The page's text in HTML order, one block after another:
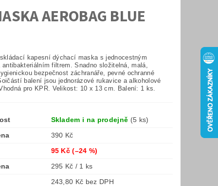
AEROBAG BLUE
kapesní dýchací maska s jednocestným
antibakteriálním filtrem. Snadno složitelná, malá,
bezpečnost záchranáře, pevné ochranné
balení jsou jednorázové rukavice a alkoholové
pro KPR. Velikost: 10 x 13 cm. Balení: 1 ks.
Skladem i na prodejně (5 ks)
390 Kč
95 Kč(–24 %)
295 Kč / 1 ks
243,80 Kč bez DPH